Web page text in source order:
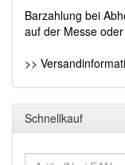
Barzahlung bei
auf der Messe
>>
Schnellkauf